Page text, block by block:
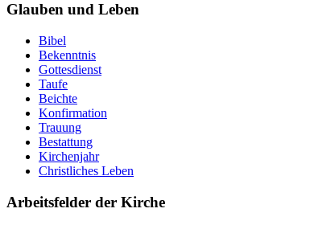
Glauben und Leben
Bibel
Bekenntnis
Gottesdienst
Taufe
Beichte
Konfirmation
Trauung
Bestattung
Kirchenjahr
Christliches Leben
Arbeitsfelder der Kirche